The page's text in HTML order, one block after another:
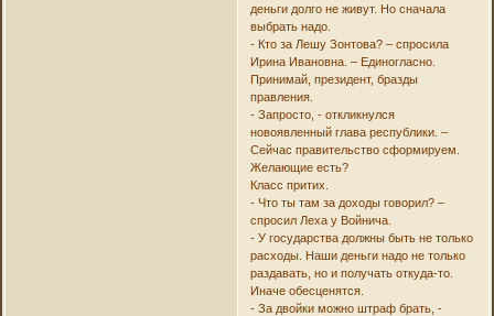
деньги долго не живут. Но сначала
выбрать надо.
- Кто за Лешу Зонтова? – спросила
Ирина Ивановна. – Единогласно.
Принимай, президент, бразды
правления.
- Запросто, - откликнулся
новоявленный глава республики. –
Сейчас правительство сформируем.
Желающие есть?
Класс притих.
- Что ты там за доходы говорил? –
спросил Леха у Войнича.
- У государства должны быть не только
расходы. Наши деньги надо не только
раздавать, но и получать откуда-то.
Иначе обесценятся.
- За двойки можно штраф брать, -